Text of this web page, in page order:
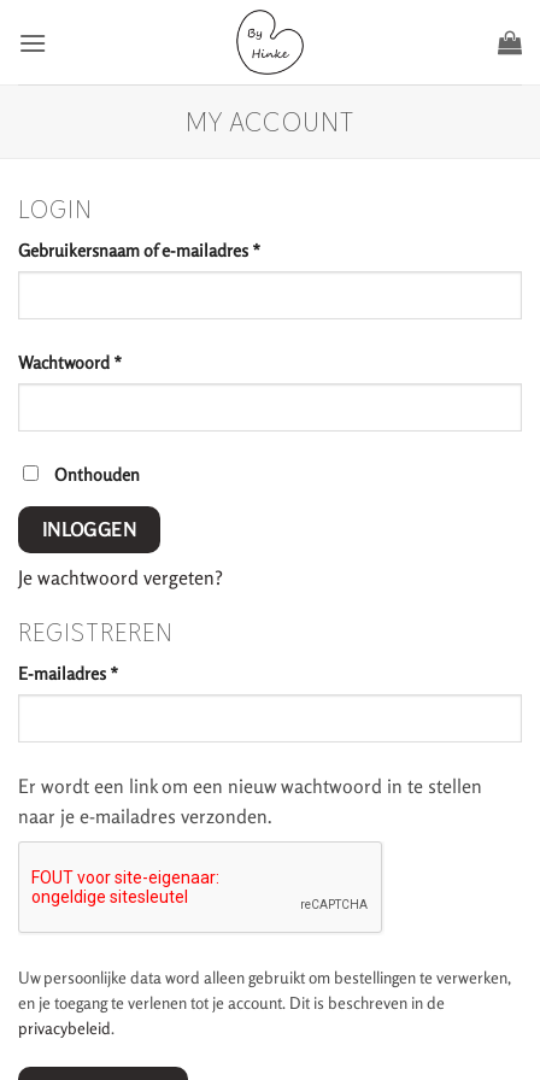
naar
MY ACCOUNT
LOGIN
Gebruikersnaam of e-mailadres *Vereist
Wachtwoord *Vereist
Onthouden
INLOGGEN
Je wachtwoord vergeten?
REGISTREREN
E-mailadres *Vereist
Er wordt een link om een nieuw wachtwoord in te stellen
naar je e-mailadres verzonden.
Uw persoonlijke data word alleen gebruikt om bestellingen te verwerken,
en je toegang te verlenen tot je account. Dit is beschreven in de
privacybeleid.